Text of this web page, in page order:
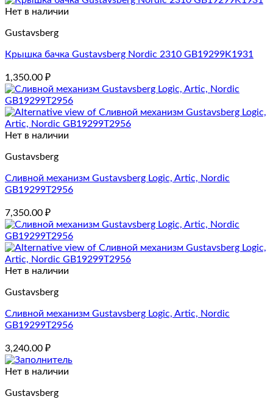
Нет в наличии
Gustavsberg
Крышка бачка Gustavsberg Nordic 2310 GB19299K1931
1,350.00 ₽
Нет в наличии
Gustavsberg
Сливной механизм Gustavsberg Logic, Artic, Nordic
GB19299T2956
7,350.00 ₽
Нет в наличии
Gustavsberg
Сливной механизм Gustavsberg Logic, Artic, Nordic
GB19299T2956
3,240.00 ₽
Нет в наличии
Gustavsberg